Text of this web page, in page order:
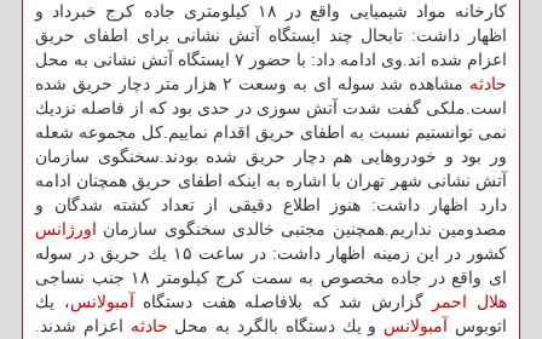
كارخانه مواد شیمیایی واقع در ۱۸ كیلومتری جاده كرج خبرداد و
اظهار داشت: تابحال چند ایستگاه آتش نشانی برای اطفای حریق
اعزام شده اند.وی ادامه داد: با حضور ۷ ایستگاه آتش نشانی به محل
حادثه
مشاهده شد سوله ای به وسعت ۲ هزار متر دچار حریق شده
است.ملكی گفت شدت آتش سوزی در حدی بود كه از فاصله نزدیك
نمی توانستیم نسبت به اطفای حریق اقدام نماییم.كل مجموعه شعله
ور بود و خودروهایی هم دچار حریق شده بودند.سخنگوی سازمان
آتش نشانی شهر تهران با اشاره به اینكه اطفای حریق همچنان ادامه
دارد اظهار داشت: هنوز اطلاع دقیقی از تعداد كشته شدگان و
مصدومین نداریم.همچنین مجتبی خالدی سخنگوی سازمان اورژانس
كشور در این زمینه اظهار داشت: در ساعت ۱۵ یك حریق در سوله
ای واقع در جاده مخصوص به سمت كرج كیلومتر ۱۸ جنب نساجی
هلال احمر
گزارش شد كه بلافاصله هفت دستگاه آمبولانس، یك
اتوبوس آمبولانس و یك دستگاه بالگرد به محل حادثه اعزام شدند.